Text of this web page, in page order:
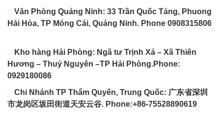
Văn Phòng Quảng Ninh: 33 Trần Quốc Tảng, Phuong
Hải Hòa, TP Móng Cái, Quảng Ninh. Phone 0908315806
Kho hàng Hải Phòng: Ngã tư Trịnh Xá – Xã Thiên
Hương – Thuỷ Nguyên –TP Hải Phòng.Phone:
0929180086
Chi Nhánh TP Thẩm Quyến, Trung Quốc: 广东省深圳
市龙岗区坂田街道天安云谷. Phone:+86-75528890619